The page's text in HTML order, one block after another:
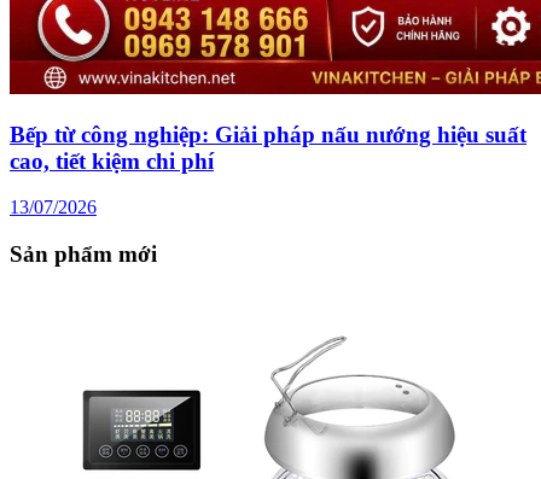
Bếp từ công nghiệp: Giải pháp nấu nướng hiệu suất
cao, tiết kiệm chi phí
13/07/2026
Sản phẩm mới